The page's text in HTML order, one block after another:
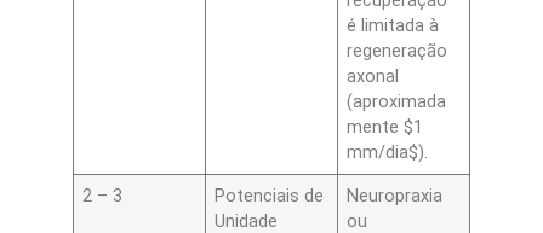
é limitada à
regeneração
axonal
(aproximada
mente $1
mm/dia$).
2 – 3
Potenciais de
Unidade
Neuropraxia
ou